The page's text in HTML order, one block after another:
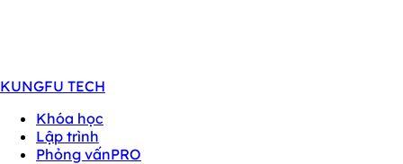
KUNGFU TECH
Khóa học
Lập trình
Phỏng vấnPRO